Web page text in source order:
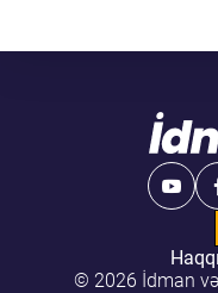
© 2026 İdman